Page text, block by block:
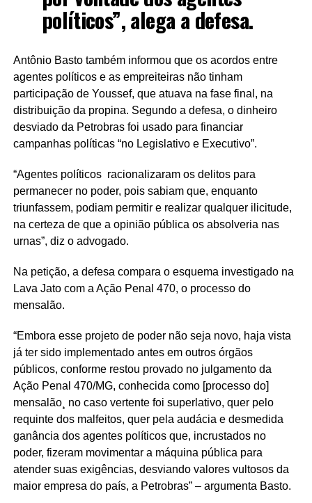
políticos”, alega a defesa.
Antônio Basto também informou que os acordos entre
agentes políticos e as empreiteiras não tinham
participação de Youssef, que atuava na fase final, na
distribuição da propina. Segundo a defesa, o dinheiro
desviado da Petrobras foi usado para financiar
campanhas políticas “no Legislativo e Executivo”.
“Agentes políticos racionalizaram os delitos para
permanecer no poder, pois sabiam que, enquanto
triunfassem, podiam permitir e realizar qualquer ilicitude,
na certeza de que a opinião pública os absolveria nas
urnas”, diz o advogado.
Na petição, a defesa compara o esquema investigado na
Lava Jato com a Ação Penal 470, o processo do
mensalão.
“Embora esse projeto de poder não seja novo, haja vista
já ter sido implementado antes em outros órgãos
públicos, conforme restou provado no julgamento da
Ação Penal 470/MG, conhecida como [processo do]
mensalão¸ no caso vertente foi superlativo, quer pelo
requinte dos malfeitos, quer pela audácia e desmedida
ganância dos agentes políticos que, incrustados no
poder, fizeram movimentar a máquina pública para
atender suas exigências, desviando valores vultosos da
maior empresa do país, a Petrobras” – argumenta Basto.